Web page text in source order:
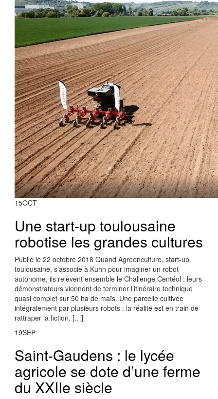
15OCT
Une start-up toulousaine
robotise les grandes cultures
Publié le 22 octobre 2018 Quand Agreenculture, start-up
toulousaine, s’associe à Kuhn pour imaginer un robot
autonome, ils relèvent ensemble le Challenge Centéol : leurs
démonstrateurs viennent de terminer l’itinéraire technique
quasi complet sur 50 ha de maïs. Une parcelle cultivée
intégralement par plusieurs robots : la réalité est en train de
rattraper la fiction. […]
19SEP
Saint-Gaudens : le lycée
agricole se dote d’une ferme
du XXIIe siècle